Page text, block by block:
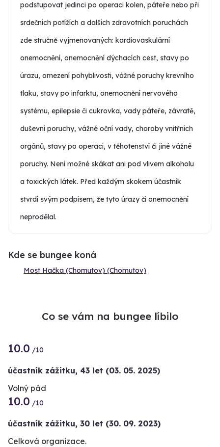
podstupovat jedinci po operaci kolen, páteře nebo při
srdečních potížích a dalších zdravotních poruchách
zde stručně vyjmenovaných: kardiovaskulární
onemocnění, onemocnění dýchacích cest, stavy po
úrazu, omezení pohyblivosti, vážné poruchy krevního
tlaku, stavy po infarktu, onemocnění nervového
systému, epilepsie či cukrovka, vady páteře, závratě,
duševní poruchy, vážné oční vady, choroby vnitřních
orgánů, stavy po operaci, v těhotenství či jiné vážné
poruchy. Není možné skákat ani pod vlivem alkoholu
a toxických látek. Před každým skokem účastník
stvrdí svým podpisem, že tyto úrazy či onemocnění
neprodělal.
Kde se bungee koná
Most Hačka (Chomutov) (Chomutov)
Co se vám na bungee líbilo
10.0 /10
účastník zážitku, 43 let (03. 05. 2025)
Volný pád
10.0 /10
účastník zážitku, 30 let (30. 09. 2023)
Celková organizace.